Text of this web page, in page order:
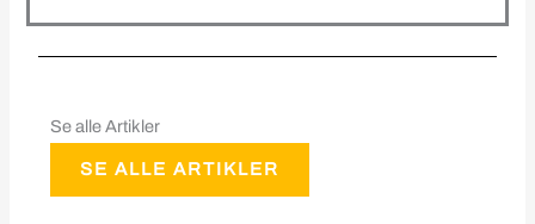
Se alle Artikler
SE ALLE ARTIKLER